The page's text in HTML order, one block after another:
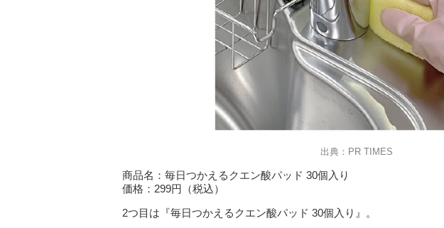
出典：PR TIMES
商品名：毎日つかえるクエン酸パッド 30個入り
価格：299円（税込）
2つ目は『毎日つかえるクエン酸パッド 30個入り』。